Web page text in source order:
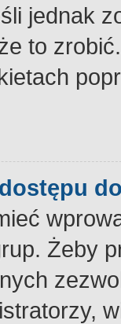
jednak
to
Żeby